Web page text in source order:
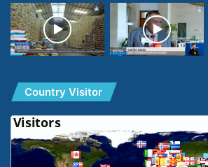
Country Visitor